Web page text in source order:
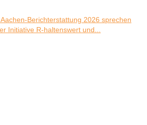
Berichterstattung 2026 sprechen
Initiative R-haltenswert und...